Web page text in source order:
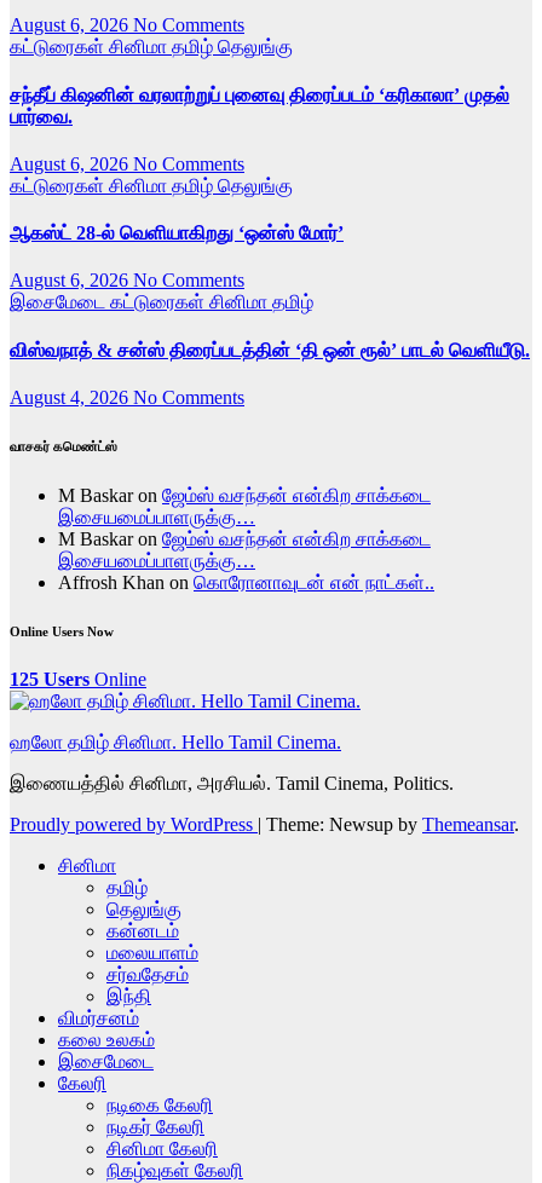
August 6, 2026 No Comments
கட்டுரைகள் சினிமா தமிழ் தெலுங்கு
சந்தீப் கிஷனின் வரலாற்றுப் புனைவு திரைப்படம் ‘கரிகாலா’ முதல்
பார்வை.
August 6, 2026 No Comments
கட்டுரைகள் சினிமா தமிழ் தெலுங்கு
ஆகஸ்ட் 28-ல் வெளியாகிறது ‘ஒன்ஸ் மோர்’
August 6, 2026 No Comments
இசைமேடை கட்டுரைகள் சினிமா தமிழ்
விஸ்வநாத் & சன்ஸ் திரைப்படத்தின் ‘தி ஒன் ரூல்’ பாடல் வெளியீடு.
August 4, 2026 No Comments
வாசகர் கமெண்ட்ஸ்
M Baskaron ஜேம்ஸ் வசந்தன் என்கிற சாக்கடை
இசையமைப்பாளருக்கு…
M Baskaron ஜேம்ஸ் வசந்தன் என்கிற சாக்கடை
இசையமைப்பாளருக்கு…
Affrosh Khan on கொரோனாவுடன் என் நாட்கள்..
Online Users Now
125 Users Online
ஹலோ தமிழ் சினிமா. Hello Tamil Cinema.
இணையத்தில் சினிமா, அரசியல். Tamil Cinema, Politics.
Proudly powered by WordPress | Theme: Newsup by Themeansar.
சினிமா
தமிழ்
தெலுங்கு
கன்னடம்
மலையாளம்
சர்வதேசம்
இந்தி
விமர்சனம்
கலை உலகம்
இசைமேடை
கேலரி
நடிகை கேலரி
நடிகர் கேலரி
சினிமா கேலரி
நிகழ்வுகள் கேலரி